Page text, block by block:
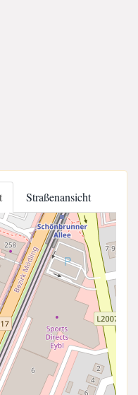
Straßenansicht